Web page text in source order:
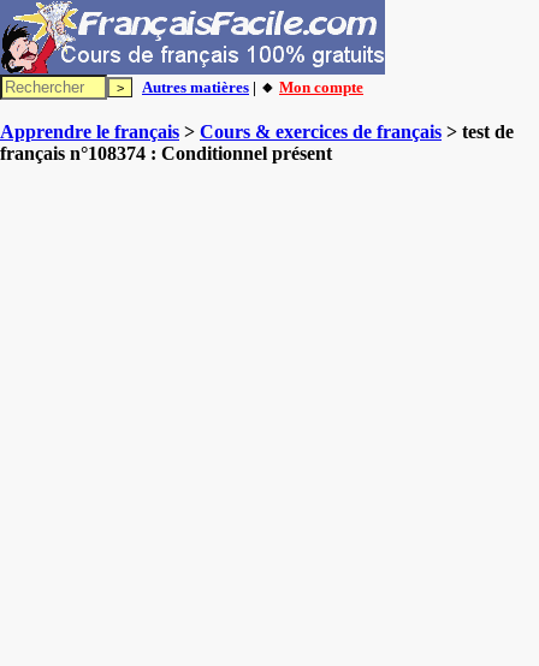
Autres matières | 🔸 Mon compte
Apprendre le français > Cours & exercices de français > test de
français n°108374 : Conditionnel présent